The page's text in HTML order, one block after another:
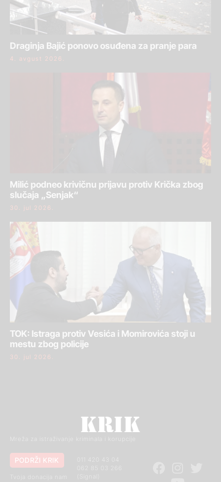
Draginja Bajić ponovo osuđena za pranje para
4. avgust 2026.
Milić podneo krivičnu prijavu protiv Krička zbog
slučaja „Senjak“
30. jul 2026.
TOK: Istraga protiv Vesića i Momirovića stoji u
mestu zbog policije
30. jul 2026.
Mreža za istraživanje kriminala i korupcije
011 420 43 04
PODRŽI KRIK